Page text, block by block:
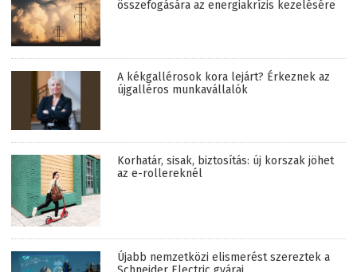
összefogására az energiakrízis kezelésére
A kékgallérosok kora lejárt? Érkeznek az
újgalléros munkavállalók
Korhatár, sisak, biztosítás: új korszak jöhet
az e-rollereknél
Újabb nemzetközi elismerést szereztek a